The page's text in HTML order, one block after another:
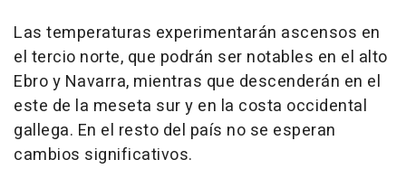
Las temperaturas experimentarán ascensos en
el tercio norte, que podrán ser notables en el alto
Ebro y Navarra, mientras que descenderán en el
este de la meseta sur y en la costa occidental
gallega. En el resto del país no se esperan
cambios significativos.